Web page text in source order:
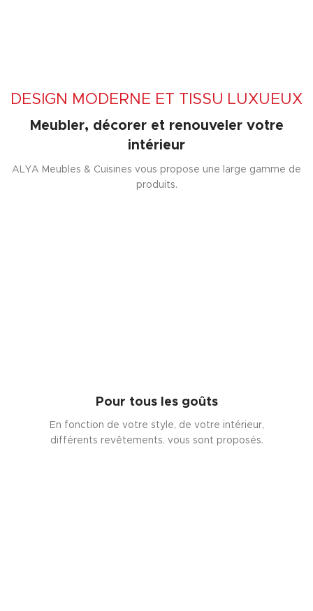
DESIGN MODERNE ET TISSU LUXUEUX
Meubler, décorer et renouveler votre
intérieur
ALYA Meubles & Cuisines vous propose une large gamme de
produits.
Pour tous les goûts
En fonction de votre style, de votre intérieur,
différents revêtements. vous sont proposés.